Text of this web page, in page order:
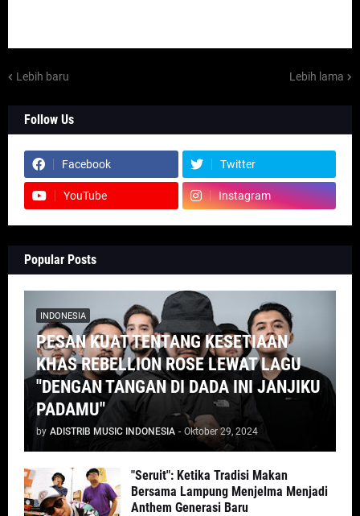
Lebih baru Lebih lama
Follow Us
Facebook Twitter
YouTube Instagram
Popular Posts
INDONESIA
PESAN KUAT TENTANG KESETIAAN
KHAS REBELLION ROSE LEWAT LAGU
"DENGAN TANGAN DI DADA INI JANJIKU
PADAMU"
by ADISTRIB MUSIC INDONESIA - Oktober 29, 2024
"Seruit": Ketika Tradisi Makan
Bersama Lampung Menjelma Menjadi
Anthem Generasi Baru